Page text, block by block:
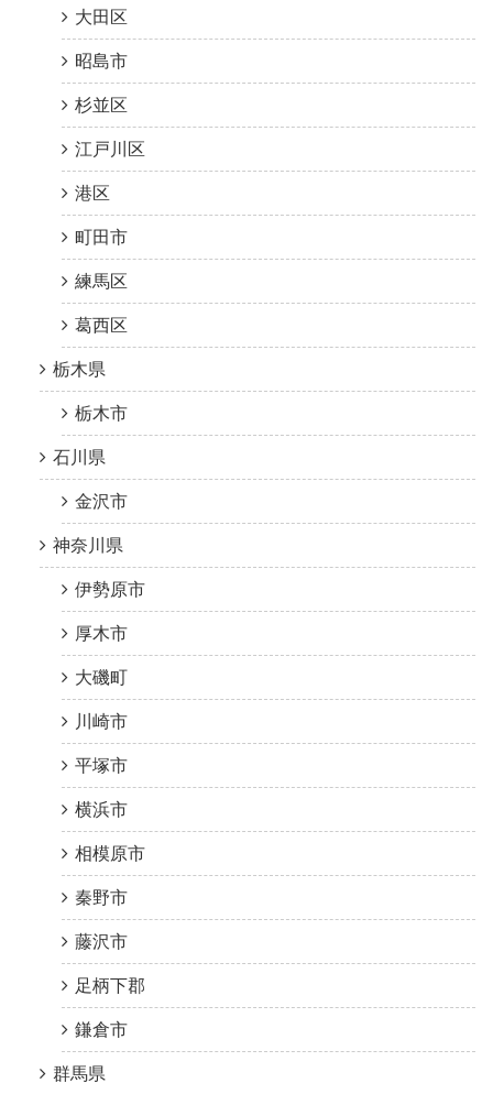
大田区
昭島市
杉並区
江戸川区
港区
町田市
練馬区
葛西区
栃木県
栃木市
石川県
金沢市
神奈川県
伊勢原市
厚木市
大磯町
川崎市
平塚市
横浜市
相模原市
秦野市
藤沢市
足柄下郡
鎌倉市
群馬県